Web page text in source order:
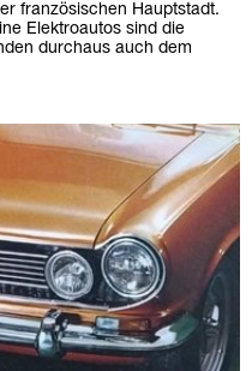
französischen Hauptstadt.
Elektroautos sind die
durchaus auch dem